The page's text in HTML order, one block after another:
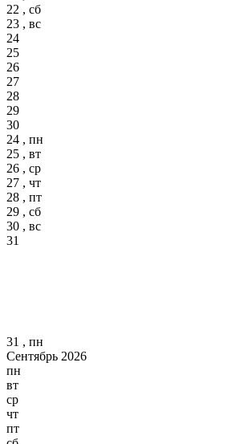
22 , сб
23 , вс
24
25
26
27
28
29
30
24 , пн
25 , вт
26 , ср
27 , чт
28 , пт
29 , сб
30 , вс
31
31 , пн
Сентябрь 2026
пн
вт
ср
чт
пт